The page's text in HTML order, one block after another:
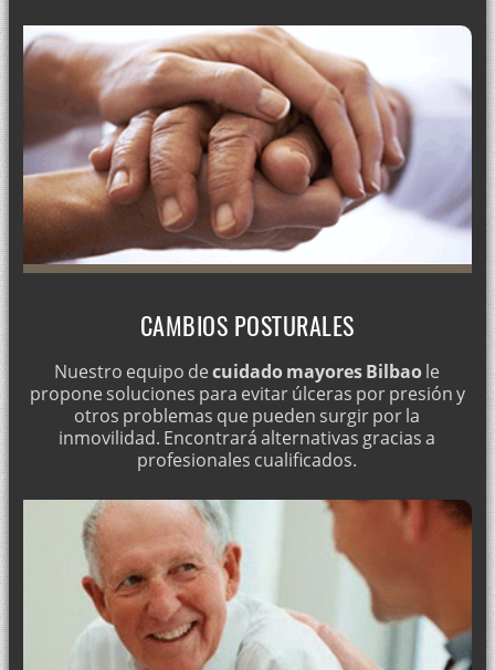
CAMBIOS POSTURALES
Nuestro equipo decuidado mayores Bilbaole
propone soluciones para evitar úlceras por presión y
otros problemas que pueden surgir por la
inmovilidad. Encontrará alternativas gracias a
profesionales cualificados.